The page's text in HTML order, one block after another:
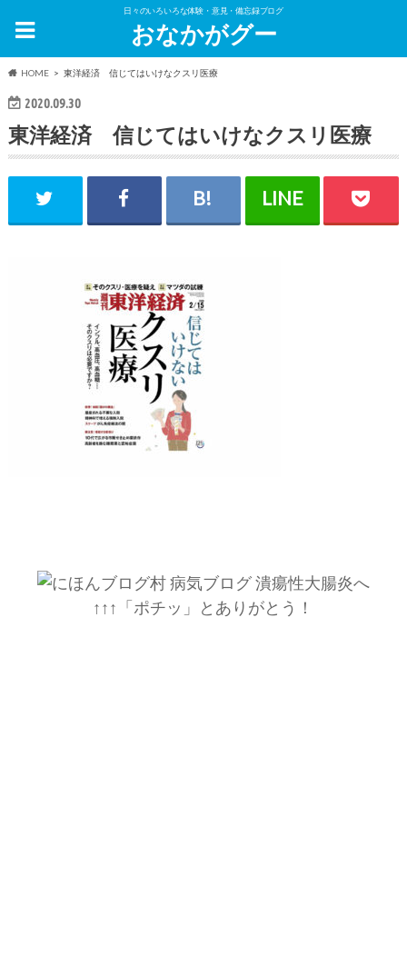
日々のいろいろな体験・意見・備忘録ブログ
おなかがグー
HOME 東洋経済 信じてはいけなクスリ医療
2020.09.30
東洋経済 信じてはいけなクスリ医療
↑↑↑「ポチッ」とありがとう！